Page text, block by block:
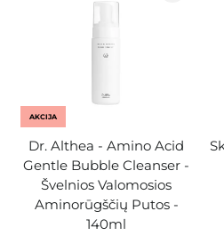
AKCIJA
Dr. Althea - Amino Acid
Gentle Bubble Cleanser -
Švelnios Valomosios
Aminorūgščių Putos -
140ml